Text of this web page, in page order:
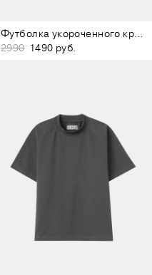
Футболка укороченного кроя серая
2990 1490 руб.